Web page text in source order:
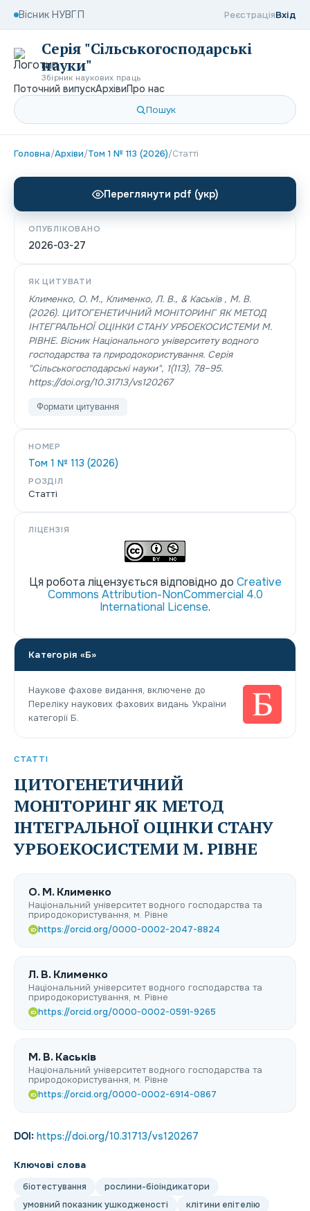
Вісник НУВГП РеєстраціяВхід
Серія "Сільськогосподарські
науки"
Збірник наукових праць
Поточний випускАрхівиПро нас
Пошук
Головна/Архіви/Том 1 № 113 (2026)/Статті
СТАТТІ
ЦИТОГЕНЕТИЧНИЙ
МОНІТОРИНГ ЯК МЕТОД
ІНТЕГРАЛЬНОЇ ОЦІНКИ СТАНУ
УРБОЕКОСИСТЕМИ М. РІВНЕ
О. М. Клименко
Національний університет водного господарства та
природокористування, м. Рівне
iD https://orcid.org/0000-0002-2047-8824
Л. В. Клименко
Національний університет водного господарства та
природокористування, м. Рівне
iD https://orcid.org/0000-0002-0591-9265
М. В. Каськів
Національний університет водного господарства та
природокористування, м. Рівне
iD https://orcid.org/0000-0002-6914-0867
DOI: https://doi.org/10.31713/vs120267
Ключові слова
біотестування
рослини-біоіндикатори
умовний показник ушкодженості
клітини епітелію
Переглянути pdf (укр)
ОПУБЛІКОВАНО
2026-03-27
ЯК ЦИТУВАТИ
Клименко, О. М., Клименко, Л. В., & Каськів , М. В.
(2026). ЦИТОГЕНЕТИЧНИЙ МОНІТОРИНГ ЯК МЕТОД
ІНТЕГРАЛЬНОЇ ОЦІНКИ СТАНУ УРБОЕКОСИСТЕМИ М.
РІВНЕ. Вісник Національного університету водного
господарства та природокористування. Серія
"Сільськогосподарські науки", 1(113), 78–95.
https://doi.org/10.31713/vs120267
Формати цитування
НОМЕР
Том 1 № 113 (2026)
РОЗДІЛ
Статті
ЛІЦЕНЗІЯ
Ця робота ліцензується відповідно до Creative
Commons Attribution-NonCommercial 4.0
International License.
Категорія «Б»
Наукове фахове видання, включене до
Переліку наукових фахових видань України
категорії Б.